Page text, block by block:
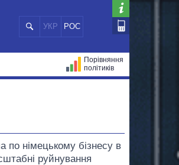
УКР РОС
Порівняння
політиків
по німецькому бізнесу в
руйнування